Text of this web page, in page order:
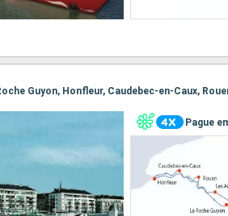
Guyon, Honfleur, Caudebec-en-Caux,
Pague